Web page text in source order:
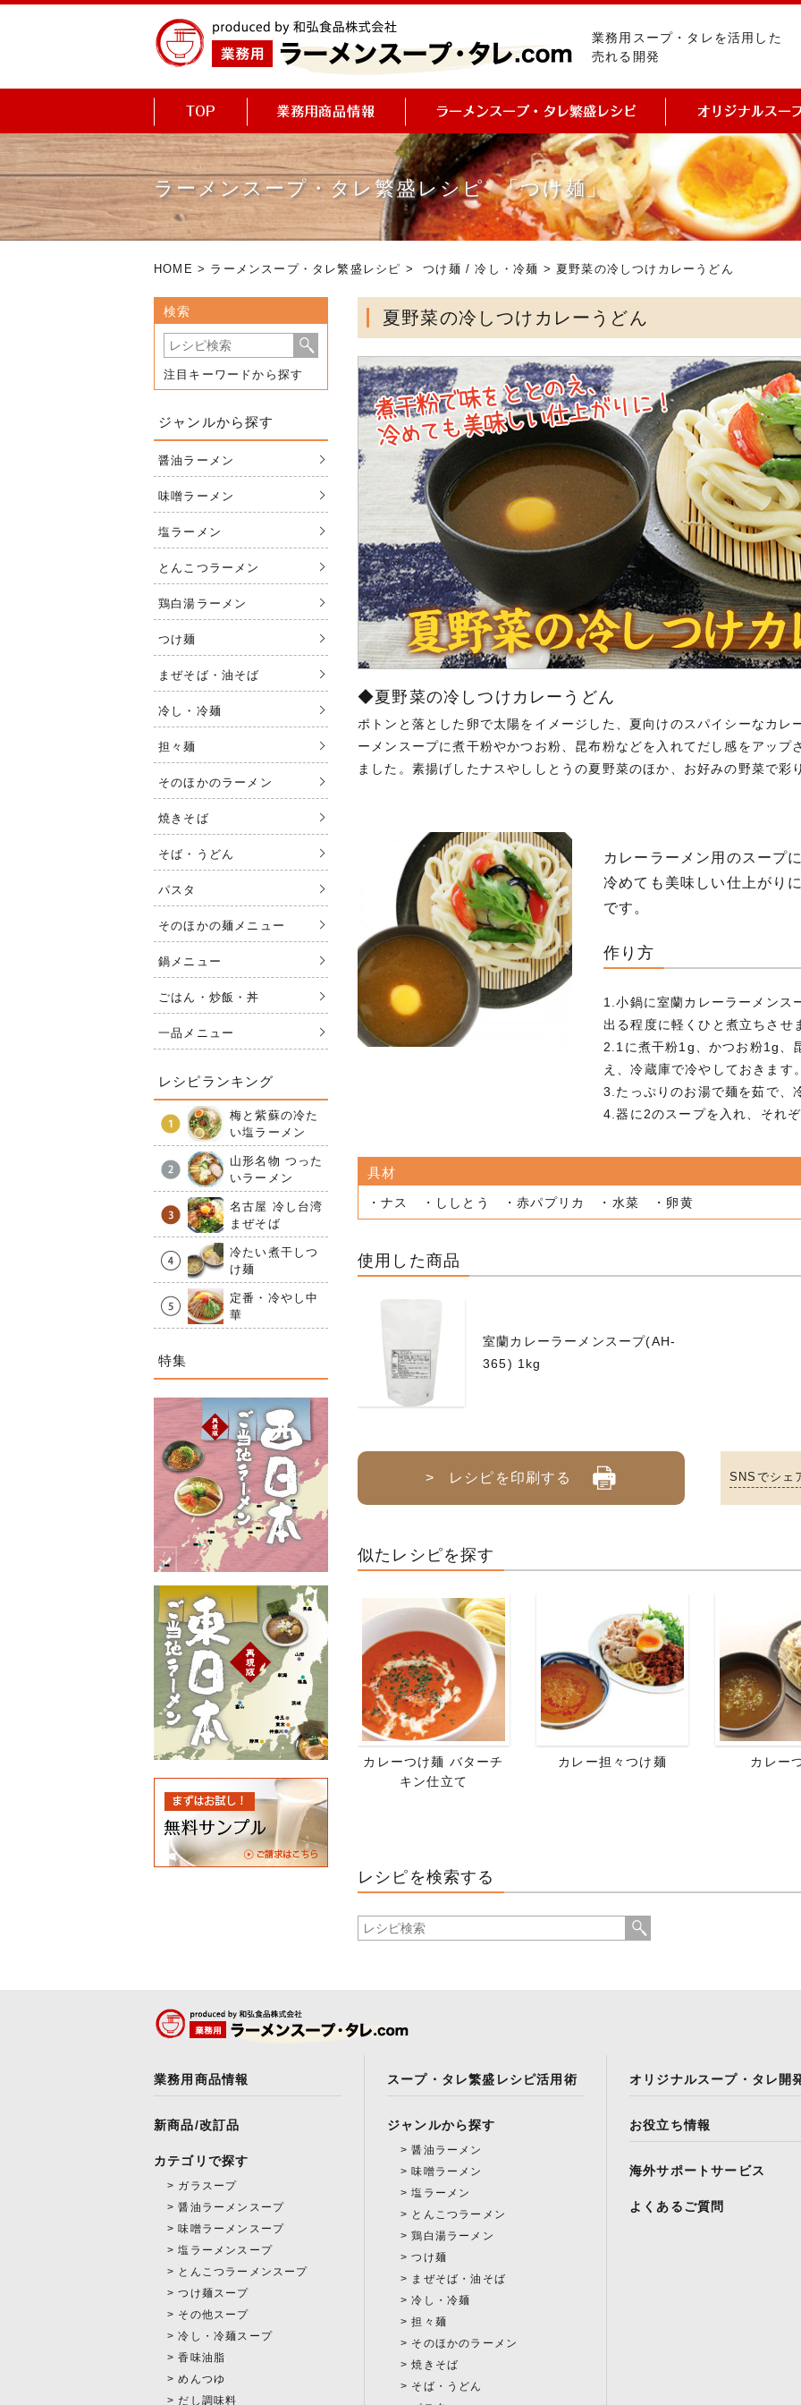
業務用スープ・タレを活用した
売れる開発
ラーメンスープ・タレ繁盛レシピ 「つけ麺」
HOME > ラーメンスープ・タレ繁盛レシピ >つけ麺 /冷し・冷麺 > 夏野菜の冷しつけカレーうどん
夏野菜の冷しつけカレーうどん
◆夏野菜の冷しつけカレーうどん
ポトンと落とした卵で太陽をイメージした、夏向けのスパイシーなカレ
ーメンスープに煮干粉やかつお粉、昆布粉などを入れてだし感をアップ
ました。素揚げしたナスやししとうの夏野菜のほか、お好みの野菜で彩
カレーラーメン用のスープ
冷めても美味しい仕上がり
です。
作り方
1.小鍋に室蘭カレーラーメン
出る程度に軽くひと煮立ちさせ
2.1に煮干粉1g、かつお粉1g、
え、冷蔵庫で冷やしておきます
3.たっぷりのお湯で麺を茹で、
4.器に2のスープを入れ、それ
具材
・ナス ・ししとう ・赤パプリカ ・水菜 ・卵黄
使用した商品
室蘭カレーラーメンスープ(AH-
365) 1kg
> レシピを印刷する SNSでシェ
似たレシピを探す
カレーつけ麺 バターチ
キン仕立て
カレー担々つけ麺 カレー
レシピを検索する
検索
注目キーワードから探す
ジャンルから探す
醤油ラーメン
味噌ラーメン
塩ラーメン
とんこつラーメン
鶏白湯ラーメン
つけ麺
まぜそば・油そば
冷し・冷麺
担々麺
そのほかのラーメン
焼きそば
そば・うどん
パスタ
そのほかの麺メニュー
鍋メニュー
ごはん・炒飯・丼
一品メニュー
レシピランキング
梅と紫蘇の冷た
い塩ラーメン
山形名物 つった
いラーメン
名古屋 冷し台湾
まぜそば
冷たい煮干しつ
け麺
定番・冷やし中
華
特集
業務用商品情報
新商品/改訂品
カテゴリで探す
ガラスープ
醤油ラーメンスープ
味噌ラーメンスープ
塩ラーメンスープ
とんこつラーメンスープ
つけ麺スープ
その他スープ
冷し・冷麺スープ
香味油脂
めんつゆ
だし調味料
スープ・タレ繁盛レシピ活用術
ジャンルから探す
醤油ラーメン
味噌ラーメン
塩ラーメン
とんこつラーメン
鶏白湯ラーメン
つけ麺
まぜそば・油そば
冷し・冷麺
担々麺
そのほかのラーメン
焼きそば
そば・うどん
オリジナルスープ・タレ開
お役立ち情報
海外サポートサービス
よくあるご質問